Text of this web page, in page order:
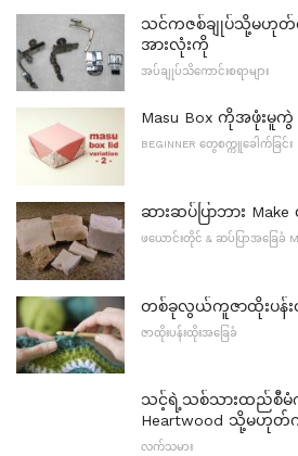
သင်ကဇစ်ချုပ်သို့မဟုတ်
အားလုံးကို
အပ်ချုပ်သိကောင်းစရာများ
Masu Box ကိုအဖုံးမူကွဲ
BEGINNER တွေစက္ကူခေါက်ခြင်း
ဆားဆပ်ပြာဘား
ဖယောင်းတိုင် & ဆပ်ပြာအခြေခံ
တစ်ခုလွယ်ကူဇာထိုးပန်း
ဇာထိုးပန်းထိုးအခြေခံ
သင့်ရဲ့သစ်သားထည်စီမံကိ
Heartwood သို့မဟုတ်
လက်သမား